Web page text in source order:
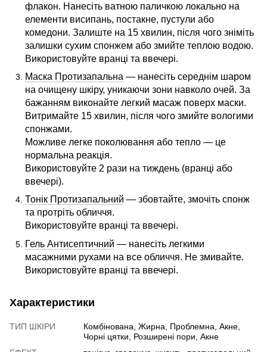
флакон. Нанесіть ватною паличкою локально на
елементи висипань, постакне, пустули або
комедони. Залиште на 15 хвилин, після чого зніміть
залишки сухим спонжем або змийте теплою водою.
Використовуйте вранці та ввечері.
Маска Протизапальна — нанесіть середнім шаром
на очищену шкіру, уникаючи зони навколо очей. За
бажанням виконайте легкий масаж поверх маски.
Витримайте 15 хвилин, після чого змийте вологими
спонжами.
Можливе легке поколювання або тепло — це
нормальна реакція.
Використовуйте 2 рази на тиждень (вранці або
ввечері).
Тонік Протизапальний — збовтайте, змочіть спонж
та протріть обличчя.
Використовуйте вранці та ввечері.
Гель Антисептичний — нанесіть легкими
масажними рухами на все обличчя. Не змивайте.
Використовуйте вранці та ввечері.
Характеристики
ТИП ШКІРИ
Комбінована, Жирна, Проблемна, Акне,
Чорні цятки, Розширені пори, Акне